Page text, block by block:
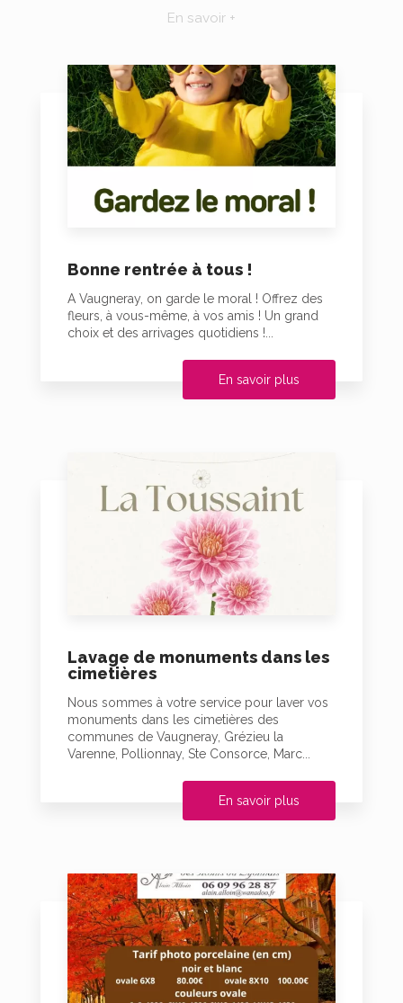
En savoir +
Bonne rentrée à tous !
A Vaugneray, on garde le moral ! Offrez des
fleurs, à vous-même, à vos amis ! Un grand
choix et des arrivages quotidiens !...
En savoir plus
Lavage de monuments dans les
cimetières
Nous sommes à votre service pour laver vos
monuments dans les cimetières des
communes de Vaugneray, Grézieu la
Varenne, Pollionnay, Ste Consorce, Marc...
En savoir plus